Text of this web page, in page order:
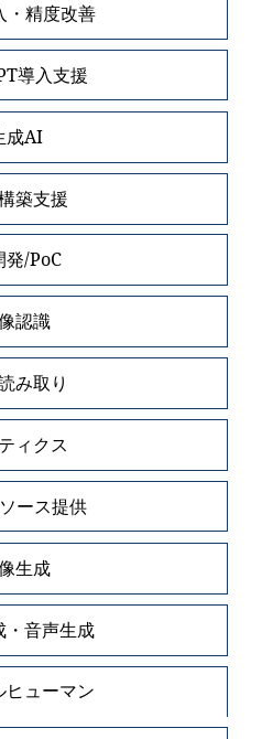
・精度改善
導入支援
成AI
築支援
/PoC
認識
み取り
ィクス
ース提供
生成
・音声生成
ヒューマン